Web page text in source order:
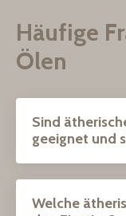
Häufige
Ölen
Sind
geeignet und
Welche